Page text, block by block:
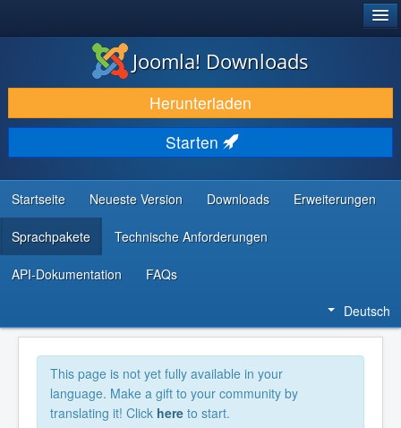
DOWNLOAD & ERWEITERN
ENTDECKEN & LERNEN
COMMUNITY & SUPPORT
RESSOURCEN FÜR ENTWICKLER
Joomla! Downloads
Herunterladen
Starten
Startseite Neueste Version Downloads Erweiterungen
Sprachpakete Technische Anforderungen
API-Dokumentation FAQs
Deutsch
This page is not yet fully available in your
language. Make a gift to your community by
translating it! Click here to start.